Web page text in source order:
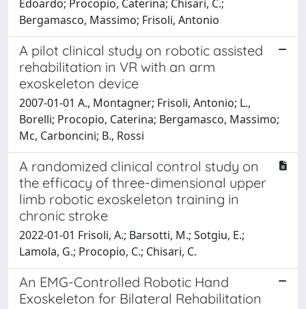
Edoardo; Procopio, Caterina; Chisari, C.;
Bergamasco, Massimo; Frisoli, Antonio
A pilot clinical study on robotic assisted
rehabilitation in VR with an arm
exoskeleton device
2007-01-01 A., Montagner; Frisoli, Antonio; L.,
Borelli; Procopio, Caterina; Bergamasco, Massimo;
Mc, Carboncini; B., Rossi
A randomized clinical control study on
the efficacy of three-dimensional upper
limb robotic exoskeleton training in
chronic stroke
2022-01-01 Frisoli, A.; Barsotti, M.; Sotgiu, E.;
Lamola, G.; Procopio, C.; Chisari, C.
An EMG-Controlled Robotic Hand
Exoskeleton for Bilateral Rehabilitation